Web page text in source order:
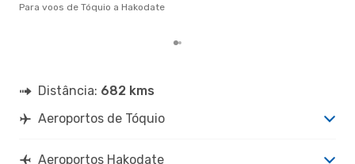
Para voos de Tóquio a Hakodate
Distância: 682 kms
Aeroportos de Tóquio
Aeroportos Hakodate